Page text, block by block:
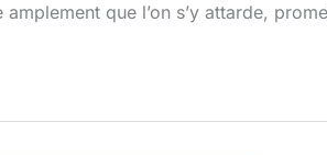
que l’on s’y attarde,